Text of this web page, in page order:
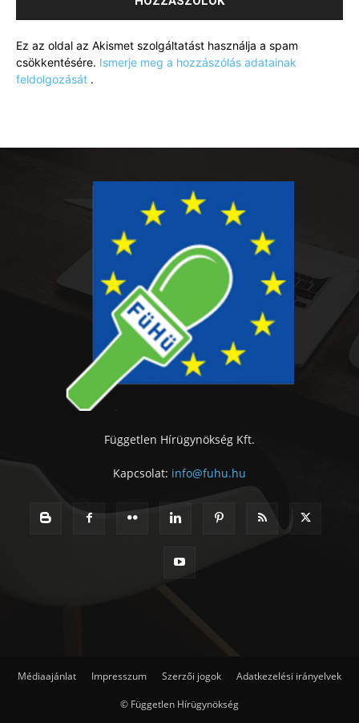
Ez az oldal az Akismet szolgáltatást használja a spam
csökkentésére. Ismerje meg a hozzászólás adatainak
feldolgozását .
Független Hírügynökség Kft.
Kapcsolat: info@fuhu.hu
Médiaajánlat Impresszum Szerzői jogok Adatkezelési irányelvek
© Független Hírügynökség